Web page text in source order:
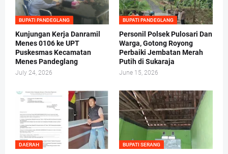
BUPATI PANDEGLANG
Kunjungan Kerja Danramil
Menes 0106 ke UPT
Puskesmas Kecamatan
Menes Pandeglang
July 24, 2026
BUPATI PANDEGLANG
Personil Polsek Pulosari Dan
Warga, Gotong Royong
Perbaiki Jembatan Merah
Putih di Sukaraja
June 15, 2026
DAERAH BUPATI SERANG